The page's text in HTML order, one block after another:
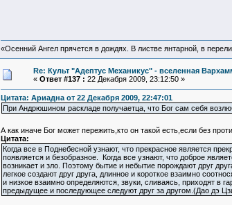
«Осенний Ангел прячется в дождях. В листве янтарной, в
Re: Культ "Адептус Механикус" - вселенная
« Ответ #137 : 22 Декабря 2009, 23:12:50 »
Цитата: Ариадна от 22 Декабря 2009, 22:47:01
При Андрюшином раскладе получаетца, что Бог сам себя
А как иначе Бог может пережить,кто он такой есть,если без
Цитата:
Когда все в Поднебесной узнают, что прекрасное является
появляется и безобразное. Когда все узнают, что доброе
возникает и зло. Поэтому бытие и небытие порождают друг
легкое создают друг друга, длинное и короткое взаимно
и низкое взаимно определяются, звуки, сливаясь, приходят в
предыдущее и последующее следуют друг за другом.(Дао дэ